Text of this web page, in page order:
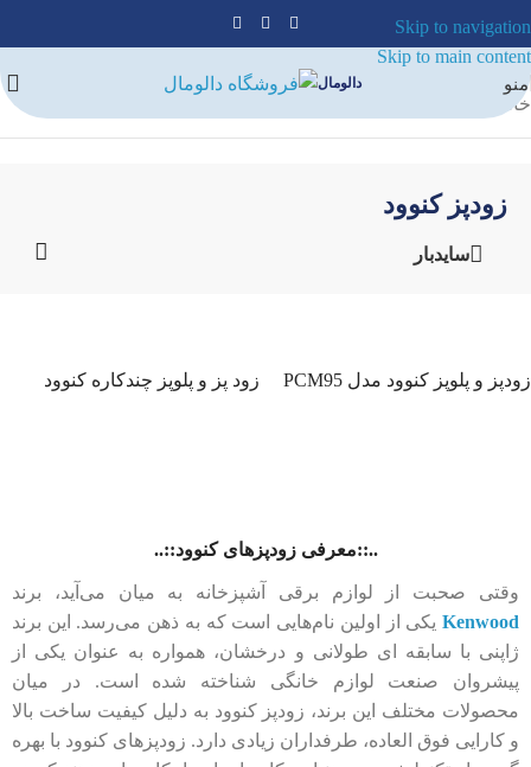
Skip to navigation
Skip to main content
منو
دالومال
خانه
زودپز کنوود
سایدبار
زودپز و پلوپز کنوود مدل PCM95
زود پز و پلوپز چندکاره کنوود
..::معرفی زودپزهای کنوود::..
وقتی صحبت از لوازم برقی آشپزخانه به میان می‌آید، برند
Kenwood یکی از اولین نام‌هایی است که به ذهن می‌رسد. این برند
ژاپنی با سابقه ‌ای طولانی و درخشان، همواره به عنوان یکی از
پیشروان صنعت لوازم خانگی شناخته شده است. در میان
محصولات مختلف این برند، زودپز کنوود به دلیل کیفیت ساخت بالا
و کارایی فوق ‌العاده، طرفداران زیادی دارد. زودپزهای کنوود با بهره‌